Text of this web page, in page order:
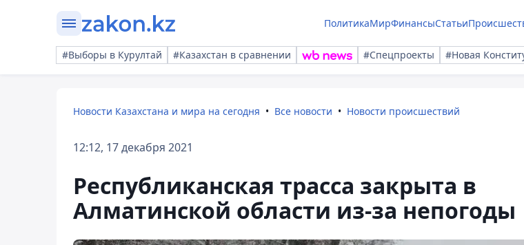
ПолитикаМирФинансыСтатьи
#Выборы в Курултай #Казахстан в сравнении #Спецпроекты #Новая
Новости Казахстана и мира на сегодня Все новости Новости происшествий
12:12, 17 декабря 2021
Республиканская трасса закрыта в
Алматинской области из-за непогоды